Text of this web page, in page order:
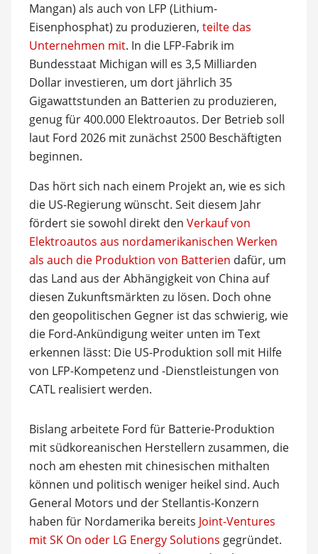
Mangan) als auch von LFP (Lithium-
Eisenphosphat) zu produzieren, teilte das
Unternehmen mit. In die LFP-Fabrik im
Bundesstaat Michigan will es 3,5 Milliarden
Dollar investieren, um dort jährlich 35
Gigawattstunden an Batterien zu produzieren,
genug für 400.000 Elektroautos. Der Betrieb soll
laut Ford 2026 mit zunächst 2500 Beschäftigten
beginnen.
Das hört sich nach einem Projekt an, wie es sich
die US-Regierung wünscht. Seit diesem Jahr
fördert sie sowohl direkt den Verkauf von
Elektroautos aus nordamerikanischen Werken
als auch die Produktion von Batterien dafür, um
das Land aus der Abhängigkeit von China auf
diesen Zukunftsmärkten zu lösen. Doch ohne
den geopolitischen Gegner ist das schwierig, wie
die Ford-Ankündigung weiter unten im Text
erkennen lässt: Die US-Produktion soll mit Hilfe
von LFP-Kompetenz und -Dienstleistungen von
CATL realisiert werden.
Bislang arbeitete Ford für Batterie-Produktion
mit südkoreanischen Herstellern zusammen, die
noch am ehesten mit chinesischen mithalten
können und politisch weniger heikel sind. Auch
General Motors und der Stellantis-Konzern
haben für Nordamerika bereits Joint-Ventures
mit SK On oder LG Energy Solutions gegründet.